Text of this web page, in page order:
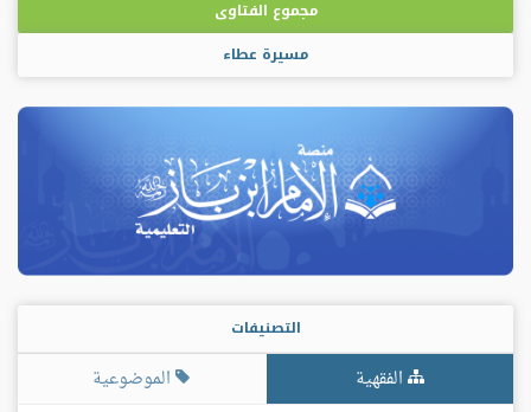
مجموع الفتاوى
مسيرة عطاء
التصنيفات
الفقهية
الموضوعية